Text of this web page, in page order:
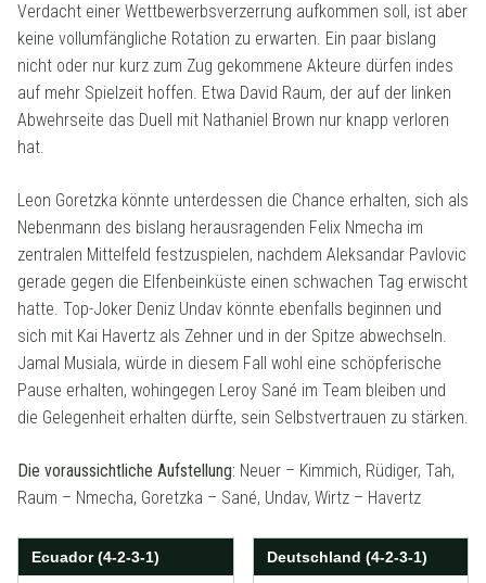
Verdacht einer Wettbewerbsverzerrung aufkommen soll, ist aber
keine vollumfängliche Rotation zu erwarten. Ein paar bislang
nicht oder nur kurz zum Zug gekommene Akteure dürfen indes
auf mehr Spielzeit hoffen. Etwa David Raum, der auf der linken
Abwehrseite das Duell mit Nathaniel Brown nur knapp verloren
hat.
Leon Goretzka könnte unterdessen die Chance erhalten, sich als
Nebenmann des bislang herausragenden Felix Nmecha im
zentralen Mittelfeld festzuspielen, nachdem Aleksandar Pavlovic
gerade gegen die Elfenbeinküste einen schwachen Tag erwischt
hatte. Top-Joker Deniz Undav könnte ebenfalls beginnen und
sich mit Kai Havertz als Zehner und in der Spitze abwechseln.
Jamal Musiala, würde in diesem Fall wohl eine schöpferische
Pause erhalten, wohingegen Leroy Sané im Team bleiben und
die Gelegenheit erhalten dürfte, sein Selbstvertrauen zu stärken.
Die voraussichtliche Aufstellung: Neuer – Kimmich, Rüdiger, Tah,
Raum – Nmecha, Goretzka – Sané, Undav, Wirtz – Havertz
Ecuador (4-2-3-1) Deutschland (4-2-3-1)